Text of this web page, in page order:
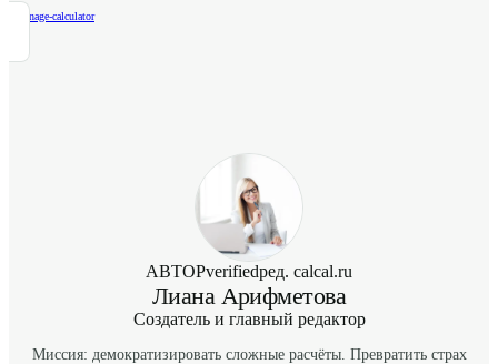
drainage-calculator
АВТОРverifiedред. calcal.ru
Лиана Арифметова
Создатель и главный редактор
Миссия: демократизировать сложные расчёты. Превратить страх